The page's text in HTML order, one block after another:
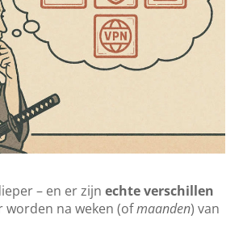
– en er zijnechte verschillen
worden na weken (ofmaanden) van